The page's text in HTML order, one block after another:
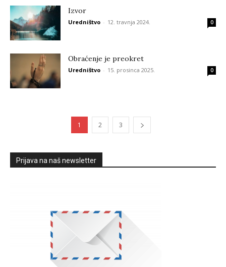
Izvor
Uredništvo - 12. travnja 2024. 0
Obraćenje je preokret
Uredništvo - 15. prosinca 2025. 0
1 2 3
Prijava na naš newsletter